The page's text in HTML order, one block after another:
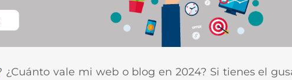
¿Cuánto vale mi web o blog en 2024? Si tienes el